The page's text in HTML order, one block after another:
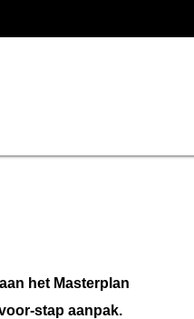
het Masterplan
stap aanpak.